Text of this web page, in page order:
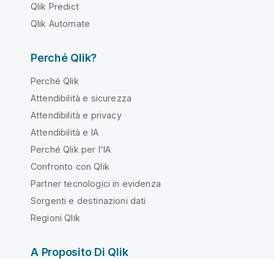
Qlik Predict
Qlik Automate
Perché Qlik?
Perché Qlik
Attendibilità e sicurezza
Attendibilità e privacy
Attendibilità e IA
Perché Qlik per l'IA
Confronto con Qlik
Partner tecnologici in evidenza
Sorgenti e destinazioni dati
Regioni Qlik
A Proposito Di Qlik